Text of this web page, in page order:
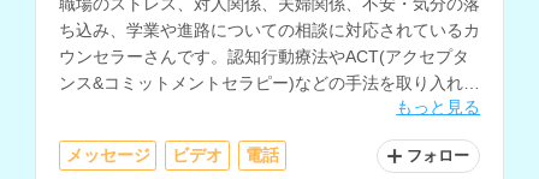
ち込み、学業や進路についての相談に対応されているカ
ウンセラーさんです。認知行動療法やACT(アクセプタ
ンス&コミットメントセラピー)などの手法を取り入れた
もっと見る
メッセージ ビデオ 電話 フォロー